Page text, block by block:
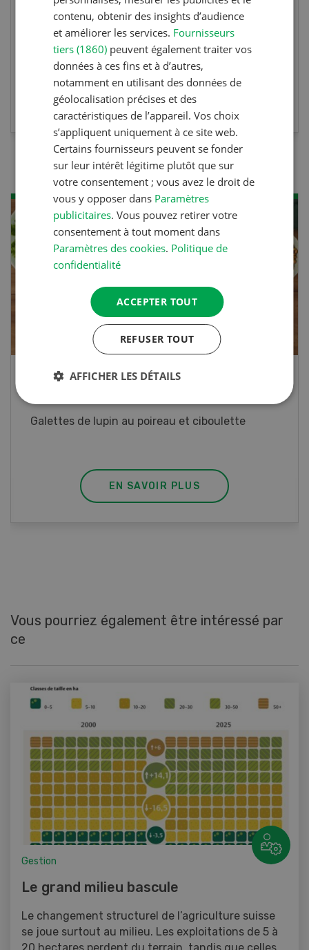
diplôme est reconnu officiellement et vous
habilite à détenir des poissons à titre
professionnel.
EN SAVOIR PLUS
Rouleaux de printemps
Rouleaux de printemps aux poulet
EN SAVOIR PLUS
Vous pourriez également être intéressé par
ce
Gestion
Le grand milieu bascule
Le changement structurel de l’agriculture suisse
se joue surtout au milieu. Les exploitations de 5 à
contenu, obtenir des insights d’audience
et améliorer les services. Fournisseurs
tiers (1860) peuvent également traiter vos
données à ces fins et à d’autres,
notamment en utilisant des données de
géolocalisation précises et des
caractéristiques de l’appareil. Vos choix
s’appliquent uniquement à ce site web.
Certains fournisseurs peuvent se fonder
sur leur intérêt légitime plutôt que sur
votre consentement ; vous avez le droit de
vous y opposer dans Paramètres
publicitaires. Vous pouvez retirer votre
consentement à tout moment dans
Paramètres des cookies. Politique de
confidentialité
ACCEPTER TOUT
REFUSER TOUT
AFFICHER LES DÉTAILS